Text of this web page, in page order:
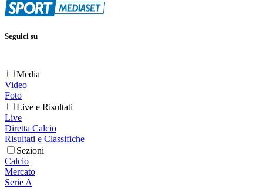
Seguici su
Media
Video
Foto
Live e Risultati
Live
Diretta Calcio
Risultati e Classifiche
Sezioni
Calcio
Mercato
Serie A